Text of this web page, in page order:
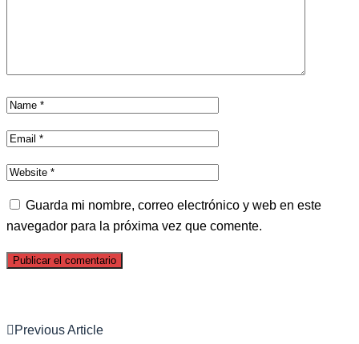
Guarda mi nombre, correo electrónico y web en este
navegador para la próxima vez que comente.
Previous Article